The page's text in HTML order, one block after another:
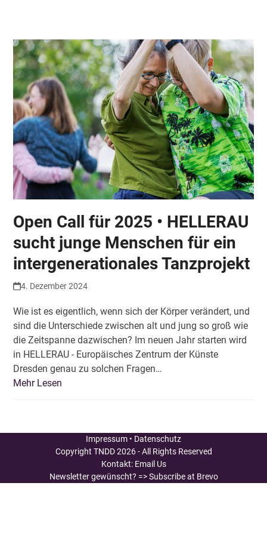
menu
menu
Open Call für 2025 • HELLERAU
sucht junge Menschen für ein
intergenerationales Tanzprojekt
4. Dezember 2024
Wie ist es eigentlich, wenn sich der Körper verändert, und
sind die Unterschiede zwischen alt und jung so groß wie
die Zeitspanne dazwischen? Im neuen Jahr starten wird
in HELLERAU - Europäisches Zentrum der Künste
Dresden genau zu solchen Fragen…
Mehr Lesen
Impressum • Datenschutz
Copyright TNDD2026 - All Rights Reserved
Kontakt: Email Us
Newsletter gewünscht? => Subscribe at Brevo